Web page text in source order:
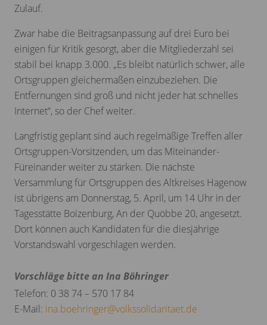
Zulauf.
Zwar habe die Beitragsanpassung auf drei Euro bei
einigen für Kritik gesorgt, aber die Mitgliederzahl sei
stabil bei knapp 3.000. „Es bleibt natürlich schwer, alle
Ortsgruppen gleichermaßen einzubeziehen. Die
Entfernungen sind groß und nicht jeder hat schnelles
Internet“, so der Chef weiter.
Langfristig geplant sind auch regelmäßige Treffen aller
Ortsgruppen-Vorsitzenden, um das Miteinander-
Füreinander weiter zu stärken. Die nächste
Versammlung für Ortsgruppen des Altkreises Hagenow
ist übrigens am Donnerstag, 5. April, um 14 Uhr in der
Tagesstätte Boizenburg, An der Quöbbe 20, angesetzt.
Dort können auch Kandidaten für die diesjährige
Vorstandswahl vorgeschlagen werden.
Vorschläge bitte an Ina Böhringer
Telefon: 0 38 74 – 570 17 84
E-Mail: ina.boehringer@volkssolidaritaet.de